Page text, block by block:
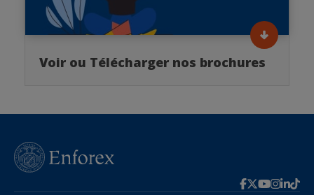
Voir ou Télécharger nos brochures